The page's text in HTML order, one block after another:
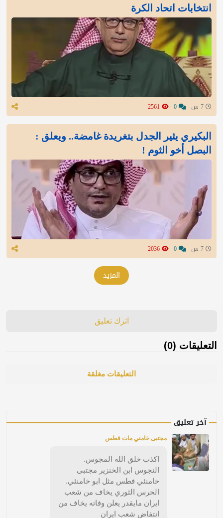
انتخابات اتحاد الكرة
البكيري يثير الجدل بتغريدة غامضة.. ويعلق :
البصل أخو الثوم !
المزيد
اترك تعليق
التعليقات (0)
التعليقات مغلقة
آخر تعليق
مجتبى خامني مات فطس
اكذب خلق الله المجوس.
النجوس ابن الخنزير مجتبى
خامنئي فطس مثل ابو خامنئي.
الحرس الثوري يخاف من شعب
ايران مايقدر يعلن وفاته يخاف من
انتفاض شعب ايران